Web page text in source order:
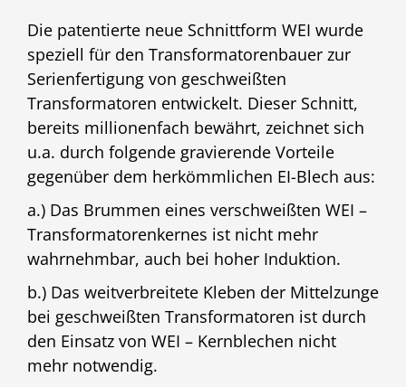
Die patentierte neue Schnittform WEI wurde
speziell für den Transformatorenbauer zur
Serienfertigung von geschweißten
Transformatoren entwickelt. Dieser Schnitt,
bereits millionenfach bewährt, zeichnet sich
u.a. durch folgende gravierende Vorteile
gegenüber dem herkömmlichen EI-Blech aus:
a.) Das Brummen eines verschweißten WEI –
Transformatorenkernes ist nicht mehr
wahrnehmbar, auch bei hoher Induktion.
b.) Das weitverbreitete Kleben der Mittelzunge
bei geschweißten Transformatoren ist durch
den Einsatz von WEI – Kernblechen nicht
mehr notwendig.